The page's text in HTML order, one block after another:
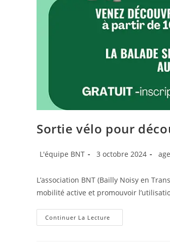
Sortie vélo pour
Auteur/autrice
publication :
L'équipe BNT
Publication
3 octobre 2024
Post
L’association BNT (Bailly Noisy en
mobilité active et promouvoir
Continuer La Lecture
Vélo